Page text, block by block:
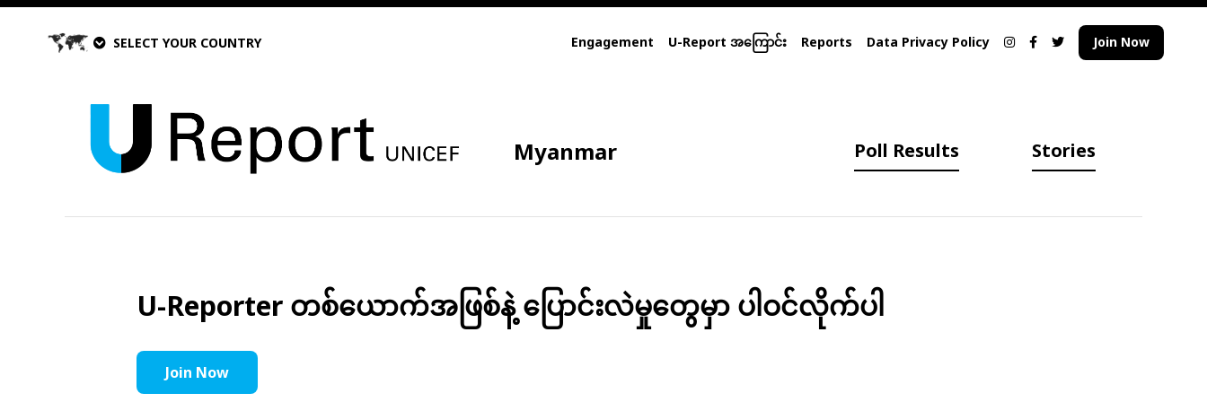
SELECT YOUR COUNTRY Engagement U-Report အကြောင်း Reports Data Privacy Policy Join Now
Myanmar Poll Results Stories
U-Reporter တစ်ယောက်အဖြစ်နဲ့ ပြောင်းလဲမှုတွေမှာ ပါဝင်လိုက်ပါ
Join Now